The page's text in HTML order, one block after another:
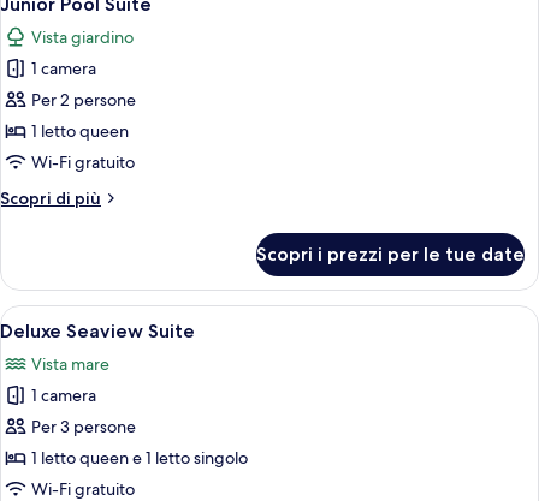
tutte
le
foto
per
Junior
Pool
Vista giardino
1 camera
Per 2 persone
1 letto queen
Wi-Fi gratuito
Scopri di più
Altri
Pool
Suite
Scopri i prezzi per le tue date
Apri
tutte
le
foto
per
Deluxe
Seaview
Una camera da letto moderna con
17
Deluxe Seaview Suite
Vista mare
1 camera
Per 3 persone
1 letto queen e 1 letto singolo
Wi-Fi gratuito